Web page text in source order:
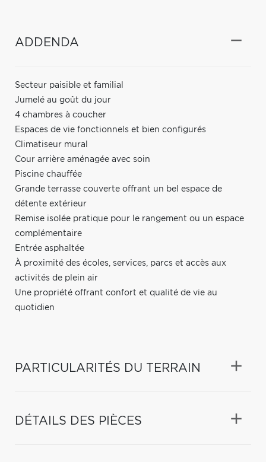
ADDENDA
Secteur paisible et familial
Jumelé au goût du jour
4 chambres à coucher
Espaces de vie fonctionnels et bien configurés
Climatiseur mural
Cour arrière aménagée avec soin
Piscine chauffée
Grande terrasse couverte offrant un bel espace de
détente extérieur
Remise isolée pratique pour le rangement ou un espace
complémentaire
Entrée asphaltée
À proximité des écoles, services, parcs et accès aux
activités de plein air
Une propriété offrant confort et qualité de vie au
quotidien
PARTICULARITÉS DU TERRAIN
DÉTAILS DES PIÈCES